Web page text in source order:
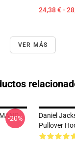
24,38 € -
VER MÁS
-20%
Daniel
Pullover